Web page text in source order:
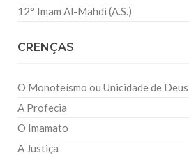
12° Imam Al-Mahdi (A.S.)
CRENÇAS
O Monoteísmo ou Unicidade de Deus
A Profecia
O Imamato
A Justiça